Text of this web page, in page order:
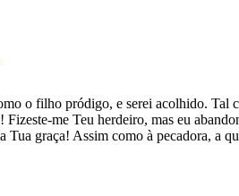
o filho pródigo, e serei acolhido.
Fizeste-me Teu herdeiro, mas eu
Tua graça! Assim como à pecadora, a